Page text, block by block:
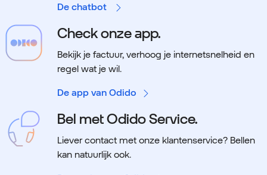
De chatbot
Check onze app.
Bekijk je factuur, verhoog je internetsnelheid en
regel wat je wil.
De app van Odido
Bel met Odido Service.
Liever contact met onze klantenservice? Bellen
kan natuurlijk ook.